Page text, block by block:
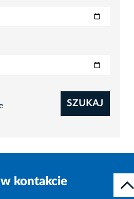
SZUKAJ
kontakcie